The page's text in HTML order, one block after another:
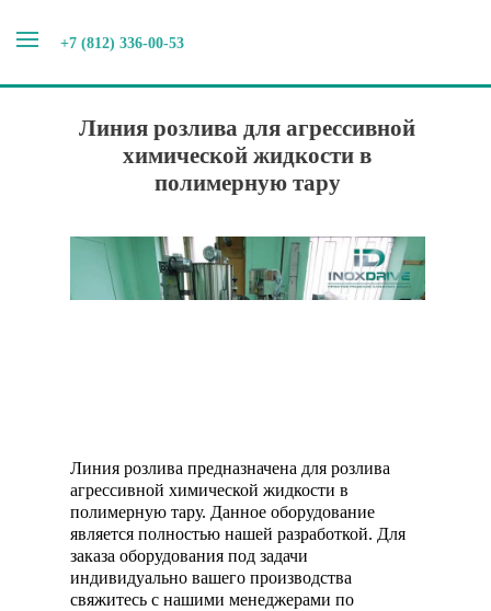
+7 (812) 336-00-53
Главная > Наши новости
Линия розлива для агрессивной
химической жидкости в
полимерную тару
Линия розлива предназначена для розлива
агрессивной химической жидкости в
полимерную тару. Данное оборудование
является полностью нашей разработкой. Для
заказа оборудования под задачи
индивидуально вашего производства
свяжитесь с нашими менеджерами по